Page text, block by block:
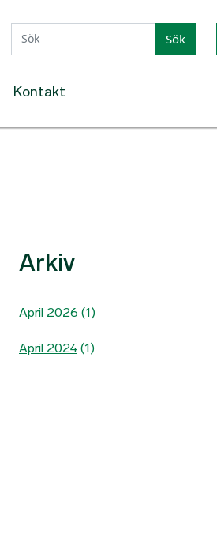
Sök
Kontakt
Arkiv
April 2026 (1)
April 2024 (1)